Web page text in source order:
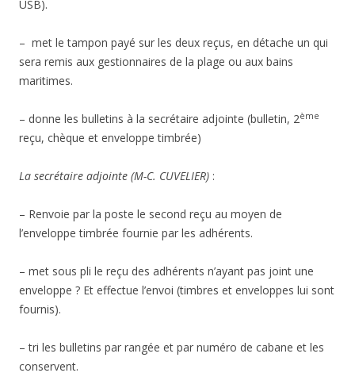
USB).
– met le tampon payé sur les deux reçus, en détache un qui
sera remis aux gestionnaires de la plage ou aux bains
maritimes.
– donne les bulletins à la secrétaire adjointe (bulletin, 2ème
reçu, chèque et enveloppe timbrée)
La secrétaire adjointe (M-C. CUVELIER) :
– Renvoie par la poste le second reçu au moyen de
l’enveloppe timbrée fournie par les adhérents.
– met sous pli le reçu des adhérents n’ayant pas joint une
enveloppe ? Et effectue l’envoi (timbres et enveloppes lui sont
fournis).
– tri les bulletins par rangée et par numéro de cabane et les
conservent.